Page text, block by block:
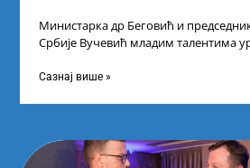
Министарка др Беговић и
Србије Вучевић младим талентима
Сазнај више »